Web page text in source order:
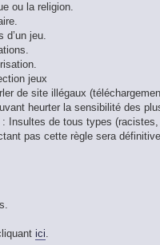
ou la religion.
d’un jeu.
jeux
de site illégaux
heurter la sensibilité des
Insultes de tous types
pas cette règle sera
ici.